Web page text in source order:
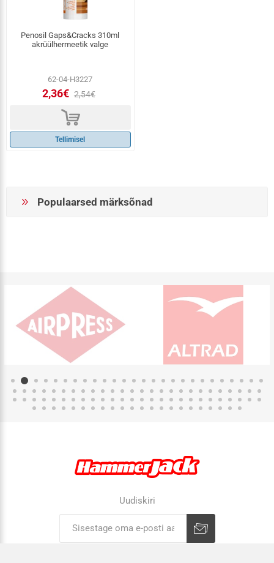
Penosil Gaps&Cracks 310ml
akrüülhermeetik valge
62-04-H3227
2,36€ 2,54€
d
Tellimisel
Populaarsed märksõnad
Uudiskiri